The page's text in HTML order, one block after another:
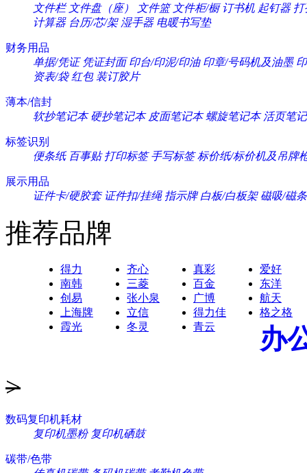
文件栏 文件盘（座） 文件篮 文件柜/橱 订书机 起钉器 打
计算器 台历/芯/架 湿手器 电暖书写垫
财务用品
单据/凭证 凭证封面 印台/印泥/印油 印章/号码机及油墨
资表/袋 红包 装订胶片
薄本/信封
软抄笔记本 硬抄笔记本 皮面笔记本 螺旋笔记本 活页笔
标签识别
便条纸 百事贴 打印标签 手写标签 标价纸/标价机及吊牌
展示用品
证件卡/硬胶套 证件扣/挂绳 指示牌 白板/白板架 磁吸/磁条
推荐品牌
得力 齐心 真彩
爱好
南韩
三菱 百金
东洋
创易
张小泉 广博
航天
上海牌
立信 得力佳
格之格
霞光
冬灵 青云 办
>
数码复印机耗材
复印机墨粉 复印机硒鼓
碳带/色带